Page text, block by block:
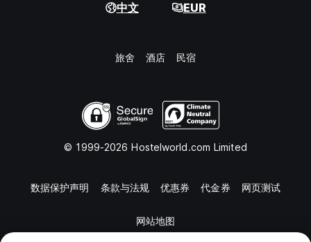
中文 EUR
旅舍 酒店 民宿
© 1999-2026 Hostelworld.com Limited
数据保护声明 条款与法规 优惠券 代金券 网页测试
网站地图